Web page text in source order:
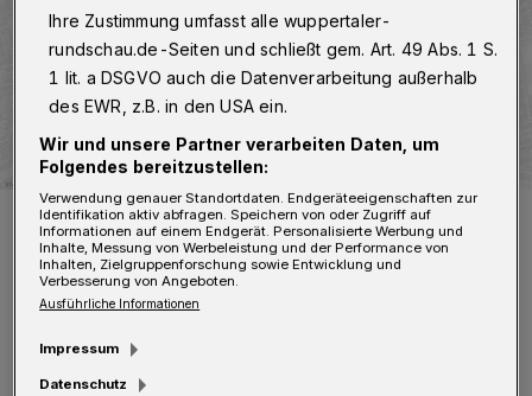
Aus diesem Bereich können sich Interessierte melden.
Foto: Stadt Wuppertal
Ihre Zustimmung umfasst alle wuppertaler-
rundschau.de-Seiten und schließt gem. Art. 49 Abs. 1 S.
1 lit. a DSGVO auch die Datenverarbeitung außerhalb
des EWR, z.B. in den USA ein.
Wir und unsere Partner verarbeiten Daten, um
Folgendes bereitzustellen:
Verwendung genauer Standortdaten. Endgeräteeigenschaften zur
Identifikation aktiv abfragen. Speichern von oder Zugriff auf
Informationen auf einem Endgerät. Personalisierte Werbung und
Inhalte, Messung von Werbeleistung und der Performance von
Inhalten, Zielgruppenforschung sowie Entwicklung und
Verbesserung von Angeboten.
Ausführliche Informationen
Impressum
Datenschutz